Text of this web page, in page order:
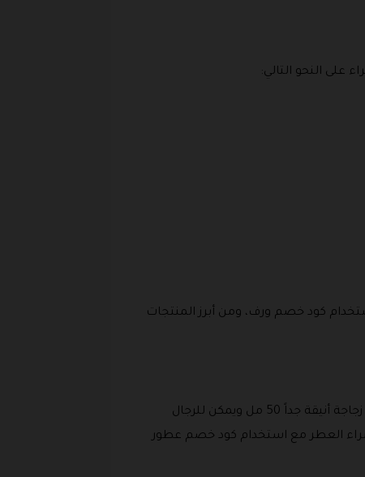
النحو التالي:
كود خصم ورف، ومن أبرز المنتجات
عطر برائحة مذهلة يدخل في تركيبته الزعفران وجوزة الطيب والخزامى والباتشولي والمسك، ويتوفر على المتجر في زجاجة أنيقة جداً 50 مل ويمكن للرجال
شراء العطر مع استخدام كود خصم عطور